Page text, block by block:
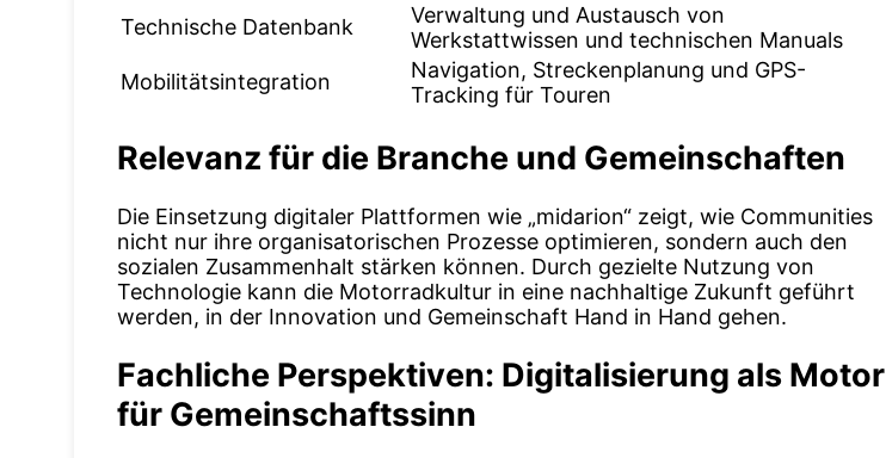
Technische Datenbank
Verwaltung und Austausch von
Werkstattwissen und technischen Manuals
Mobilitätsintegration
Navigation, Streckenplanung und GPS-
Tracking für Touren
Relevanz für die Branche und Gemeinschaften
Die Einsetzung digitaler Plattformen wie „midarion“ zeigt, wie Communities
nicht nur ihre organisatorischen Prozesse optimieren, sondern auch den
sozialen Zusammenhalt stärken können. Durch gezielte Nutzung von
Technologie kann die Motorradkultur in eine nachhaltige Zukunft geführt
werden, in der Innovation und Gemeinschaft Hand in Hand gehen.
Fachliche Perspektiven: Digitalisierung als Motor
für Gemeinschaftssinn